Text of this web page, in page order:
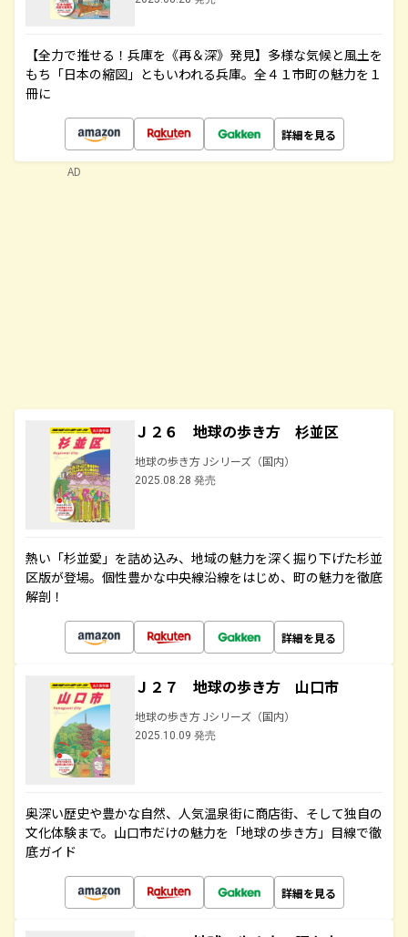
【全力で推せる！兵庫を《再＆深》発見】多様な気候と風土を
もち「日本の縮図」ともいわれる兵庫。全４１市町の魅力を１
冊に
詳細を見る
Ｊ２６ 地球の歩き方 杉並区
地球の歩き方 Jシリーズ（国内）
2025.08.28 発売
熱い「杉並愛」を詰め込み、地域の魅力を深く掘り下げた杉並
区版が登場。個性豊かな中央線沿線をはじめ、町の魅力を徹底
解剖！
詳細を見る
Ｊ２７ 地球の歩き方 山口市
地球の歩き方 Jシリーズ（国内）
2025.10.09 発売
奥深い歴史や豊かな自然、人気温泉街に商店街、そして独自の
文化体験まで。山口市だけの魅力を「地球の歩き方」目線で徹
底ガイド
詳細を見る
AD